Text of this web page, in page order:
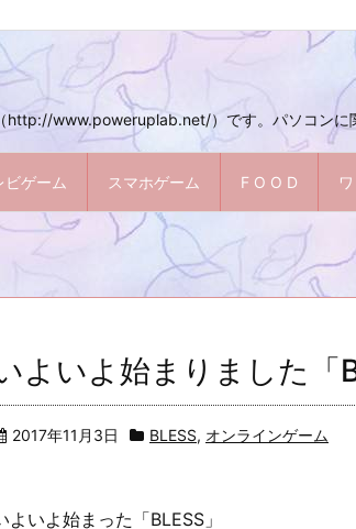
http://www.poweruplab.net/）です。パソコン
ビゲーム スマホゲーム F O O D
よいよ始まりました「
2017年11月3日 BLESS, オンラインゲーム
よいよ始まった「BLESS」